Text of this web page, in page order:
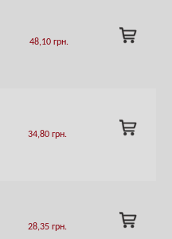
48,10 грн.
ADD
TO
34,80 грн.
ADD
TO
28,35 грн.
ADD
TO